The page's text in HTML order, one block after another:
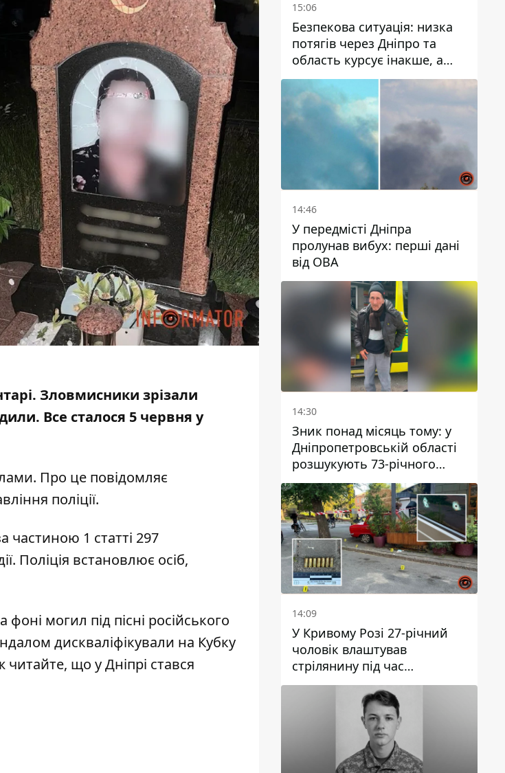
Зловмисники зрізали
Все сталося 5 червня у
Про це повідомляє
поліції.
1 статті 297
Поліція встановлює осіб,
фоні могил під пісні російського
дискваліфікували на Кубку
читайте, що у Дніпрі стався
15:06
Безпекова ситуація: низка
потягів через Дніпро та
область курсує інакше, а
частину шляху замінили
автобусами та
електричками
14:46
У передмісті Дніпра
пролунав вибух: перші дані
від ОВА
14:30
Зник понад місяць тому: у
Дніпропетровській області
розшукують 73-річного
чоловіка
14:09
У Кривому Розі 27-річний
чоловік влаштував
стрілянину під час
конфлікту: є поранений